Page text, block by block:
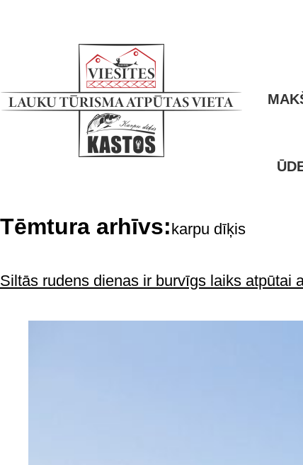
Tēmtura arhīvs:karpu dīķis
Siltās rudens dienas ir burvīgs laiks atpūtai